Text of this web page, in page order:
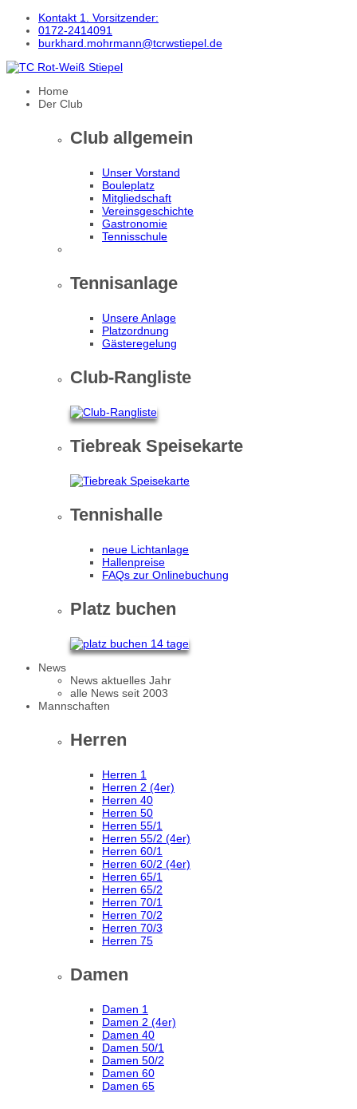
Kontakt 1. Vorsitzender:
0172-2414091
burkhard.mohrmann@tcrwstiepel.de
Home
Der Club
Club allgemein
Unser Vorstand
Bouleplatz
Mitgliedschaft
Vereinsgeschichte
Gastronomie
Tennisschule
Tennisanlage
Unsere Anlage
Platzordnung
Gästeregelung
Club-Rangliste
Tiebreak Speisekarte
Tennishalle
neue Lichtanlage
Hallenpreise
FAQs zur Onlinebuchung
Platz buchen
News
News aktuelles Jahr
alle News seit 2003
Mannschaften
Herren
Herren 1
Herren 2 (4er)
Herren 40
Herren 50
Herren 55/1
Herren 55/2 (4er)
Herren 60/1
Herren 60/2 (4er)
Herren 65/1
Herren 65/2
Herren 70/1
Herren 70/2
Herren 70/3
Herren 75
Damen
Damen 1
Damen 2 (4er)
Damen 40
Damen 50/1
Damen 50/2
Damen 60
Damen 65